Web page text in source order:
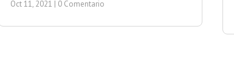
Oct 11, 2021 | 0 Comentario